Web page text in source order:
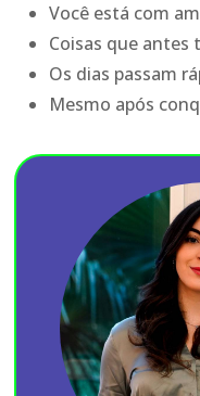
Você está com
Coisas que antes
Os dias passam
Mesmo após